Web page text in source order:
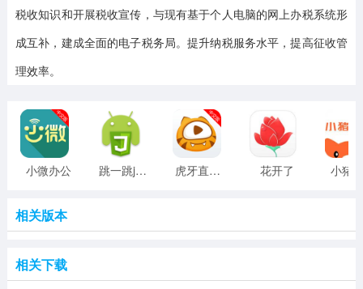
税收知识和开展税收宣传，与现有基于个人电脑的网上办税系统形
成互补，建成全面的电子税务局。提升纳税服务水平，提高征收管
理效率。
小微办公 跳一跳js刷分软件ios版 虎牙直播手机版 花开了 小猪
相关版本
相关下载